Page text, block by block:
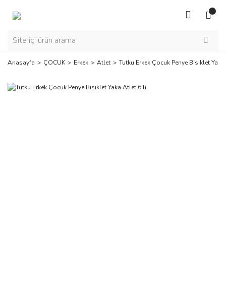
Anasayfa ÇOCUK Erkek Atlet Tutku Erkek Çocuk Penye Bisiklet